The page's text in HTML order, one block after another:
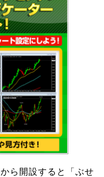
から開設すると「ぶせ